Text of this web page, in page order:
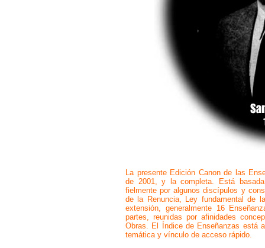
La presente Edición Canon de las
de 2001, y la completa. Está
fielmente por algunos discípulos y
de la Renuncia, Ley fundamental de
extensión, generalmente 16
partes, reunidas por afinidades
Obras. El Índice de Enseñanzas está
temática y vínculo de acceso rápido.